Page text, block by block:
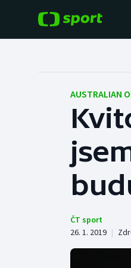
Hokej
Tenis
Atletika
AUSTRALIAN
ČT sport
26. 1. 2019 |